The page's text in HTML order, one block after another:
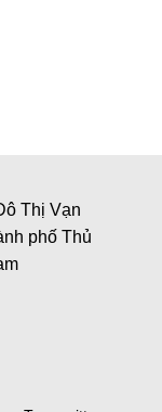
Thị Vạn
phố Thủ